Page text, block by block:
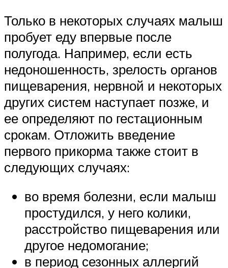
Только в некоторых случаях малыш
пробует еду впервые после
полугода. Например, если есть
недоношенность, зрелость органов
пищеварения, нервной и некоторых
других систем наступает позже, и
ее определяют по гестационным
срокам. Отложить введение
первого прикорма также стоит в
следующих случаях:
во время болезни, если малыш
простудился, у него колики,
расстройство пищеварения или
другое недомогание;
в период сезонных аллергий